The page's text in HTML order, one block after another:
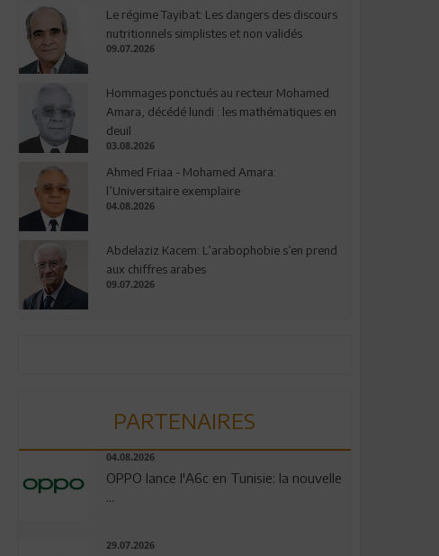
Le régime Tayibat: Les dangers des discours
nutritionnels simplistes et non validés
09.07.2026
Hommages ponctués au recteur Mohamed
Amara, décédé lundi : les mathématiques en
deuil
03.08.2026
Ahmed Friaa - Mohamed Amara:
l’Universitaire exemplaire
04.08.2026
Abdelaziz Kacem: L’arabophobie s’en prend
aux chiffres arabes
09.07.2026
PARTENAIRES
04.08.2026
OPPO lance l'A6c en Tunisie: la nouvelle
...
29.07.2026